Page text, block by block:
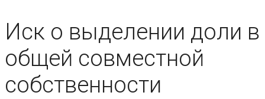
Иск о выделении доли в
общей совместной
собственности